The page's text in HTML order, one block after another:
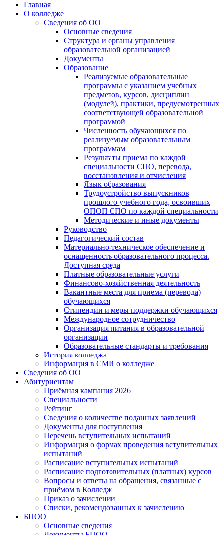
Главная
О колледже
Сведения об ОО
Основные сведения
Структура и органы управления
образовательной организацией
Документы
Образование
Реализуемые образовательные
программы с указанием учебных
предметов, курсов, дисциплин
(модулей), практики, предусмотренных
соответствующей образовательной
программой
Численность обучающихся по
реализуемым образовательным
программам
Результаты приема по каждой
специальности СПО, перевода,
восстановления и отчисления
Язык образования
Трудоустройство выпускников
прошлого учебного года, освоивших
ОПОП СПО по каждой специальности
Методические и иные документы
Руководство
Педагогический состав
Материально-техническое обеспечение и
оснащенность образовательного процесса.
Доступная среда
Платные образовательные услуги
Финансово-хозяйственная деятельность
Вакантные места для приема (перевода)
обучающихся
Стипендии и меры поддержки обучающихся
Международное сотрудничество
Организация питания в образовательной
организации
Образовательные стандарты и требования
История колледжа
Информация в СМИ о колледже
Сведения об ОО
Абитуриентам
Приёмная кампания 2026
Специальности
Рейтинг
Сведения о количестве поданных заявлений
Документы для поступления
Перечень вступительных испытаний
Информация о формах проведения вступительных
испытаний
Расписание вступительных испытаний
Расписание подготовительных (платных) курсов
Вопросы и ответы на обращения, связанные с
приёмом в Колледж
Приказ о зачислении
Списки, рекомендованных к зачислению
БПОО
Основные сведения